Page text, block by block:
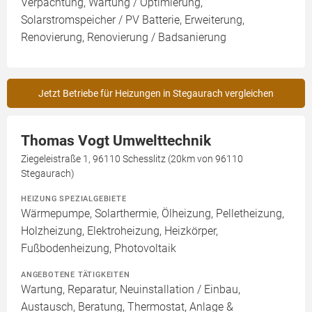
Solarstromspeicher / PV Batterie, Erweiterung,
Renovierung, Renovierung / Badsanierung
Jetzt Betriebe für Heizungen in Stegaurach vergleichen
Thomas Vogt Umwelttechnik
Ziegeleistraße 1, 96110 Schesslitz (20km von 96110
Stegaurach)
HEIZUNG SPEZIALGEBIETE
Wärmepumpe, Solarthermie, Ölheizung, Pelletheizung,
Holzheizung, Elektroheizung, Heizkörper,
Fußbodenheizung, Photovoltaik
ANGEBOTENE TÄTIGKEITEN
Wartung, Reparatur, Neuinstallation / Einbau,
Austausch, Beratung, Thermostat, Anlage &